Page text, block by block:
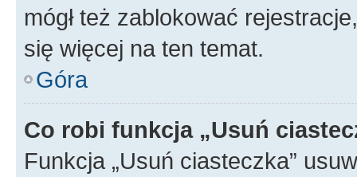
mógł też zablokować
się więcej na ten temat.
Góra
Co robi funkcja „Usuń
Funkcja „Usuń ciasteczka”